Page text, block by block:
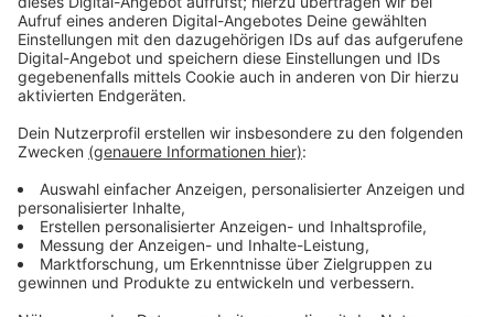
des Rad- und Gehweges auf der anderen Seite - also
Richtung Neuss - werden Betonplatten eingesetzt.
Anzeige
Zweite Bauphase soll bald abgeschlossen
sein
Anzeige